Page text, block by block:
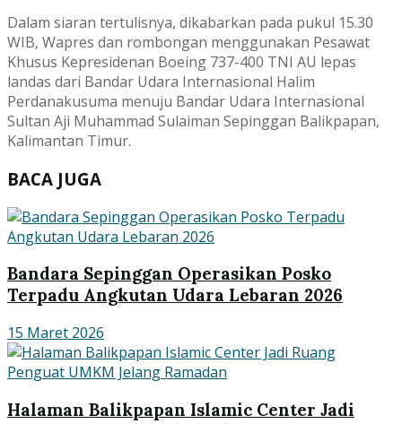
Dalam siaran tertulisnya, dikabarkan pada pukul 15.30
WIB, Wapres dan rombongan menggunakan Pesawat
Khusus Kepresidenan Boeing 737-400 TNI AU lepas
landas dari Bandar Udara Internasional Halim
Perdanakusuma menuju Bandar Udara Internasional
Sultan Aji Muhammad Sulaiman Sepinggan Balikpapan,
Kalimantan Timur.
BACA JUGA
Bandara Sepinggan Operasikan Posko
Terpadu Angkutan Udara Lebaran 2026
15 Maret 2026
Halaman Balikpapan Islamic Center Jadi